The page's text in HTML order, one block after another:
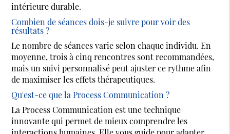
intérieure durable.
Combien de séances dois-je suivre pour voir des
résultats ?
Le nombre de séances varie selon chaque individu. En
moyenne, trois à cinq rencontres sont recommandées,
mais un suivi personnalisé peut ajuster ce rythme afin
de maximiser les effets thérapeutiques.
Qu'est-ce que la Process Communication ?
La Process Communication est une technique
innovante qui permet de mieux comprendre les